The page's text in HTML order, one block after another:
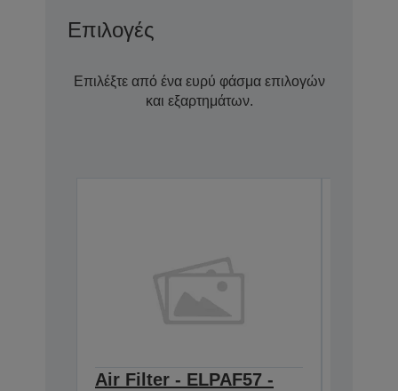
Επιλογές
Επιλέξτε από ένα ευρύ φάσμα επιλογών
και εξαρτημάτων.
Air Filter - ELPAF57 -